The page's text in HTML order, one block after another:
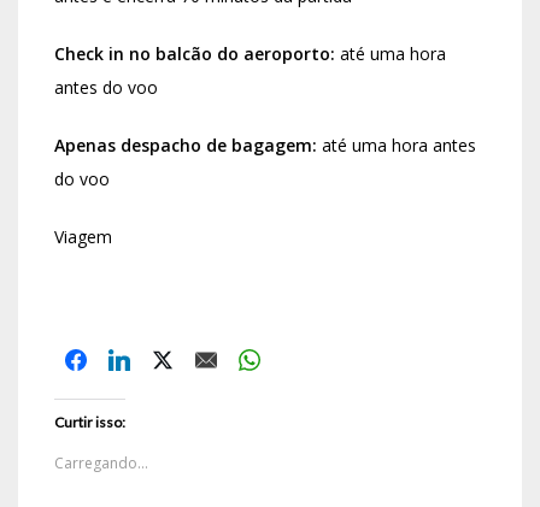
Check in no balcão do aeroporto: até uma hora
antes do voo
Apenas despacho de bagagem: até uma hora antes
do voo
Viagem
Curtir isso:
Carregando...